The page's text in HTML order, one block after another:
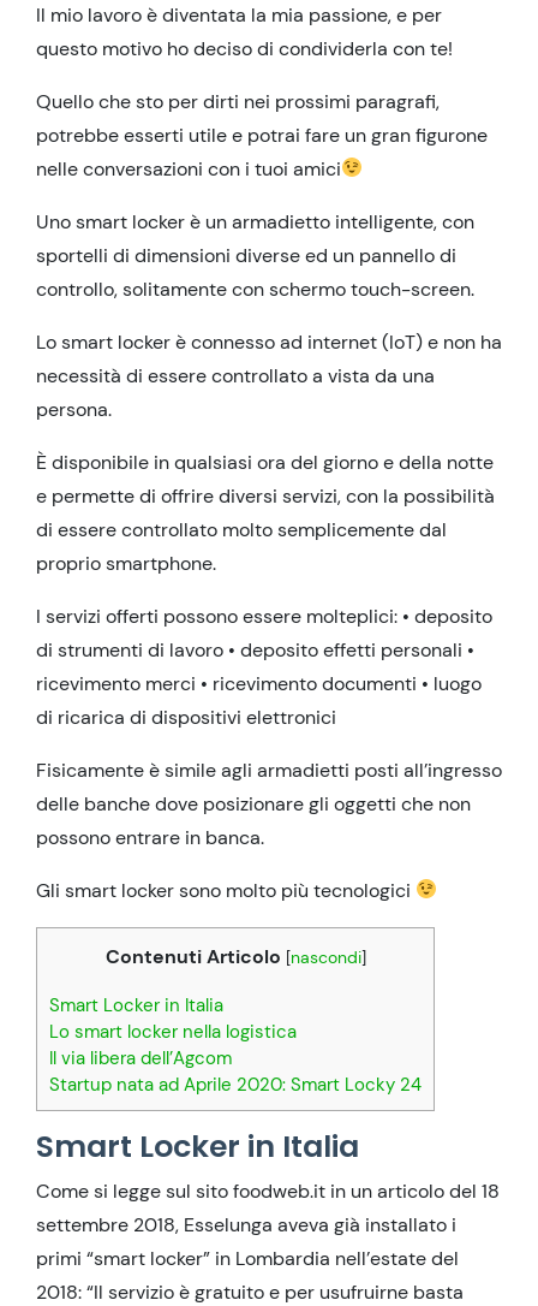
Il mio lavoro è diventata la mia passione, e per
questo motivo ho deciso di condividerla con te!
Quello che sto per dirti nei prossimi paragrafi,
potrebbe esserti utile e potrai fare un gran figurone
nelle conversazioni con i tuoi amici
Uno smart locker è un armadietto intelligente, con
sportelli di dimensioni diverse ed un pannello di
controllo, solitamente con schermo touch-screen.
Lo smart locker è connesso ad internet (IoT) e non ha
necessità di essere controllato a vista da una
persona.
È disponibile in qualsiasi ora del giorno e della notte
e permette di offrire diversi servizi, con la possibilità
di essere controllato molto semplicemente dal
proprio smartphone.
I servizi offerti possono essere molteplici: • deposito
di strumenti di lavoro • deposito effetti personali •
ricevimento merci • ricevimento documenti • luogo
di ricarica di dispositivi elettronici
Fisicamente è simile agli armadietti posti all’ingresso
delle banche dove posizionare gli oggetti che non
possono entrare in banca.
Gli smart locker sono molto più tecnologici
Contenuti Articolo [nascondi]
Smart Locker in Italia
Lo smart locker nella logistica
Il via libera dell’Agcom
Startup nata ad Aprile 2020: Smart Locky 24
Smart Locker in Italia
Come si legge sul sito foodweb.it in un articolo del 18
settembre 2018, Esselunga aveva già installato i
primi “smart locker” in Lombardia nell’estate del
2018: “Il servizio è gratuito e per usufruirne basta